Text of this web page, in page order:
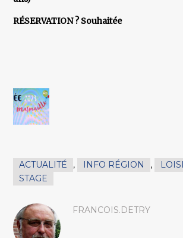
RÉSERVATION ? Souhaitée
ACTUALITÉ , INFO RÉGION ,
STAGE
FRANCOIS.DETRY